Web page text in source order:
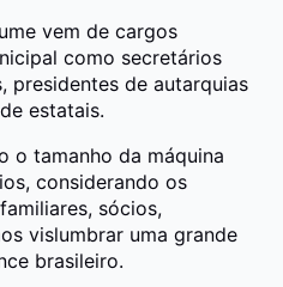
vem de cargos
como secretários
presidentes de autarquias
estatais.
o tamanho da máquina
considerando os
sócios,
vislumbrar uma grande
brasileiro.